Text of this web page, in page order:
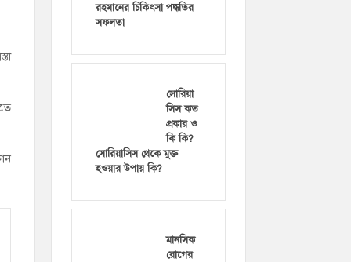
রহমানের চিকিৎসা পদ্ধতির
সফলতা
সোরিয়া
সিস কত
প্রকার ও
কি কি?
সোরিয়াসিস থেকে মুক্ত
হওয়ার উপায় কি?
মানসিক
রোগের